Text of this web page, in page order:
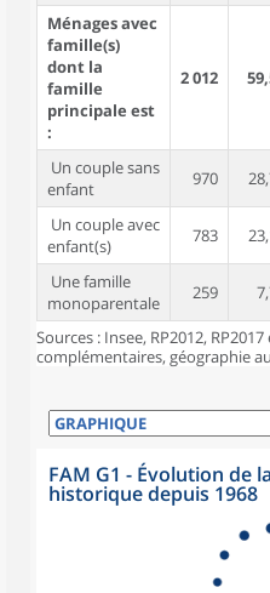
Ménages avec
famille(s)
dont la
famille
principale est
:
2 012
Un couple sans
enfant
970
Un couple avec
enfant(s)
783
Une famille
monoparentale
259
Sources : Insee, RP2012,
complémentaires, géographie
FAM G1 - Évolution de
historique depuis 1968